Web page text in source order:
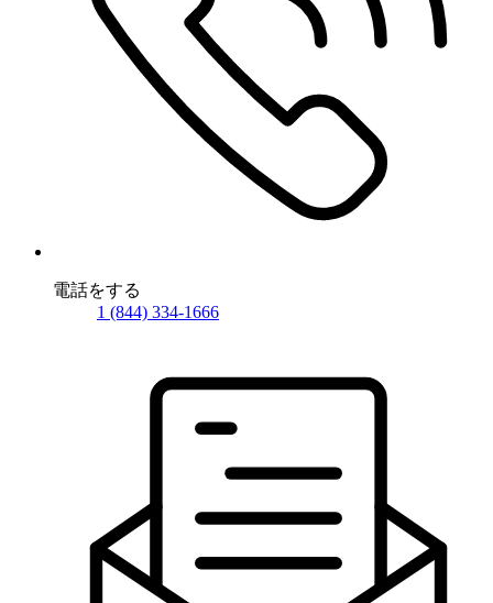
電話をする
1 (844) 334-1666